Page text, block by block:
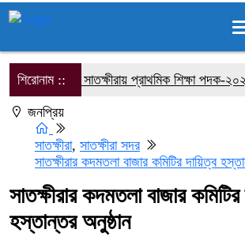
শিরোনাম ::সাতক্ষীরায় প্রাথমিক শিক্ষা পদক-২০২৬ এর
সাতক্ষীরা, সাতক্ষীরা সদর
সাতক্ষীরার কদমতলা বাজার কমিটির দায়িত্ব
সাতক্ষীরার কদমতলা বাজার কমিটির
হস্তান্তর অনুষ্ঠান
জনপ্রিয়